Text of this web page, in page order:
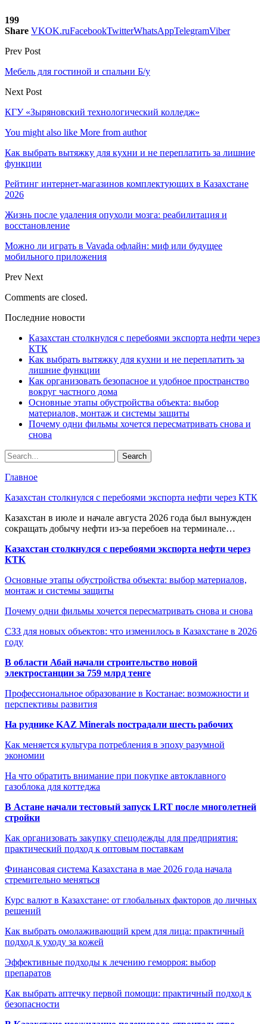
199
Share VKOK.ruFacebookTwitterWhatsAppTelegramViber
Prev Post
Мебель для гостиной и спальни Б/у
Next Post
КГУ «Зыряновский технологический колледж»
You might also like More from author
Как выбрать вытяжку для кухни и не переплатить за лишние
функции
Рейтинг интернет-магазинов комплектующих в Казахстане
2026
Жизнь после удаления опухоли мозга: реабилитация и
восстановление
Можно ли играть в Vavada офлайн: миф или будущее
мобильного приложения
Prev Next
Comments are closed.
Последние новости
Казахстан столкнулся с перебоями экспорта нефти через
КТК
Как выбрать вытяжку для кухни и не переплатить за
лишние функции
Как организовать безопасное и удобное пространство
вокруг частного дома
Основные этапы обустройства объекта: выбор
материалов, монтаж и системы защиты
Почему одни фильмы хочется пересматривать снова и
снова
Главное
Казахстан столкнулся с перебоями экспорта нефти через КТК
Казахстан в июле и начале августа 2026 года был вынужден
сокращать добычу нефти из-за перебоев на терминале…
Казахстан столкнулся с перебоями экспорта нефти через
КТК
Основные этапы обустройства объекта: выбор материалов,
монтаж и системы защиты
Почему одни фильмы хочется пересматривать снова и снова
СЗЗ для новых объектов: что изменилось в Казахстане в 2026
году
В области Абай начали строительство новой
электростанции за 759 млрд тенге
Профессиональное образование в Костанае: возможности и
перспективы развития
На руднике KAZ Minerals пострадали шесть рабочих
Как меняется культура потребления в эпоху разумной
экономии
На что обратить внимание при покупке автоклавного
газоблока для коттеджа
В Астане начали тестовый запуск LRT после многолетней
стройки
Как организовать закупку спецодежды для предприятия:
практический подход к оптовым поставкам
Финансовая система Казахстана в мае 2026 года начала
стремительно меняться
Курс валют в Казахстане: от глобальных факторов до личных
решений
Как выбрать омолаживающий крем для лица: практичный
подход к уходу за кожей
Эффективные подходы к лечению геморроя: выбор
препаратов
Как выбрать аптечку первой помощи: практичный подход к
безопасности